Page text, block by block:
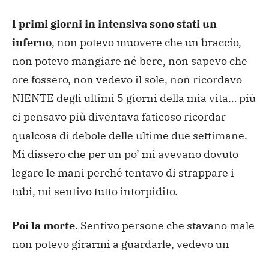
I primi giorni in intensiva sono stati un
inferno, non potevo muovere che un braccio,
non potevo mangiare né bere, non sapevo che
ore fossero, non vedevo il sole, non ricordavo
NIENTE degli ultimi 5 giorni della mia vita… più
ci pensavo più diventava faticoso ricordar
qualcosa di debole delle ultime due settimane.
Mi dissero che per un po’ mi avevano dovuto
legare le mani perché tentavo di strappare i
tubi, mi sentivo tutto intorpidito.
Poi la morte. Sentivo persone che stavano male
non potevo girarmi a guardarle, vedevo un